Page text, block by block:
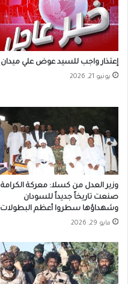
إعتذار واجب للسيد عوض علي ميدان
يونيو 21, 2026
وزير العدل من كسلا: معركة الكرامة
صنعت تاريخاً جديداً للسودان
وشهداؤها سطروا أعظم البطولات
مايو 29, 2026